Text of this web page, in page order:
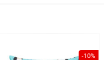
-10%